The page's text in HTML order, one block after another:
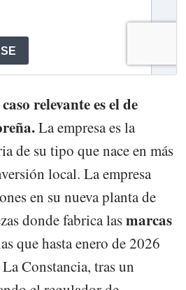
relevante es el de
La empresa es la
de su tipo que nace en más
local. La empresa
en su nueva planta de
donde fabrica lasmarcas
que hasta enero de 2026
Constancia, tras un